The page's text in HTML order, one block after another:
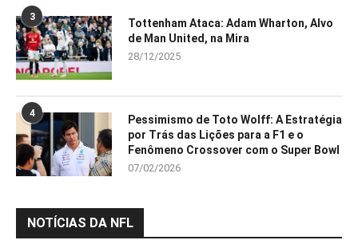
3
Tottenham Ataca: Adam Wharton, Alvo
de Man United, na Mira
28/12/2025
4
Pessimismo de Toto Wolff: A Estratégia
por Trás das Lições para a F1 e o
Fenômeno Crossover com o Super Bowl
07/02/2026
NOTÍCIAS DA NFL